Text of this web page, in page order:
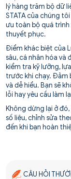
lý hàng trăm bộ dữ
STATA của chúng
ưu toàn bộ quá trình
thuyết phục.
Điểm khác biệt của
sâu, cá nhân hóa và
kiểm tra kỹ lưỡng,
trước khi chạy. Đảm
và dễ hiểu. Bạn sẽ
lỗi hay yêu cầu làm
Không dừng lại ở
số liệu, chỉnh sửa
đến khi bạn hoàn
CÂU HỎI